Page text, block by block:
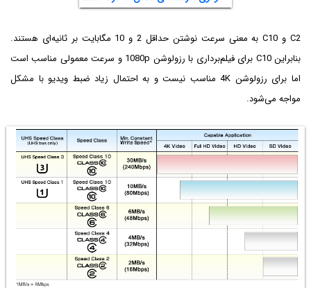
C2 و C10 به معنی سرعت نوشتن حداقل 2 و 10 مگابایت بر ثانیه‌ای هستند.
بنابراین C10 برای فیلم‌برداری با رزولوشن 1080p و سرعت معمولی مناسب است
اما برای رزولوشن 4K مناسب نیست و به احتمال زیاد ضبط ویدیو با مشکل
مواجه می‌شود.